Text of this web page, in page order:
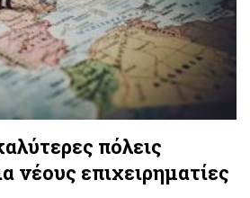
πόλεις
νέους επιχειρηματίες